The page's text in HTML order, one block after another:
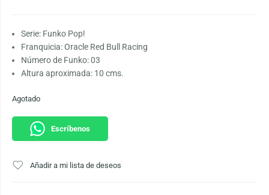
Serie: Funko Pop!
Franquicia: Oracle Red Bull Racing
Número de Funko: 03
Altura aproximada: 10 cms.
Agotado
Escríbenos
Añadir a mi lista de deseos